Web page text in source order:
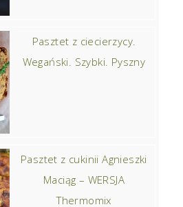
Pasztet z ciecierzycy.
Wegański. Szybki. Pyszny
Pasztet z cukinii Agnieszki
Maciąg – WERSJA
Thermomix